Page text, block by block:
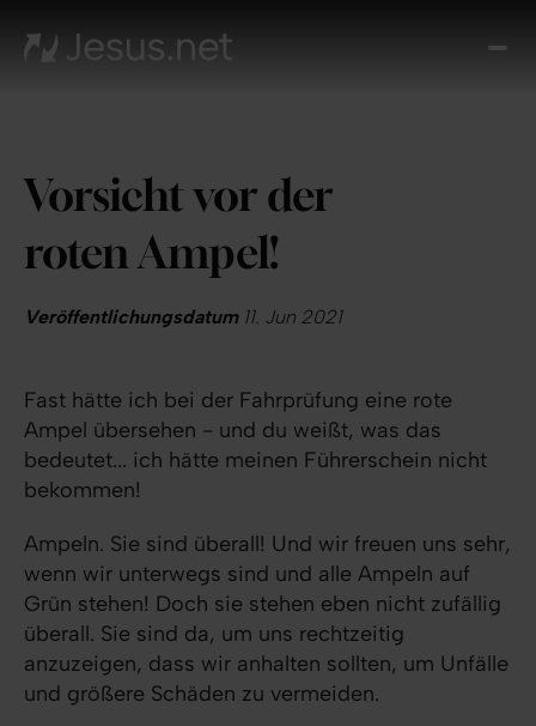
Vorsicht vor der
roten Ampel!
Veröffentlichungsdatum11. Jun 2021
Fast hätte ich bei der Fahrprüfung eine rote
Ampel übersehen - und du weißt, was das
bedeutet... ich hätte meinen Führerschein nicht
bekommen!
Ampeln. Sie sind überall! Und wir freuen uns sehr,
wenn wir unterwegs sind und alle Ampeln auf
Grün stehen! Doch sie stehen eben nicht zufällig
überall. Sie sind da, um uns rechtzeitig
anzuzeigen, dass wir anhalten sollten, um Unfälle
und größere Schäden zu vermeiden.